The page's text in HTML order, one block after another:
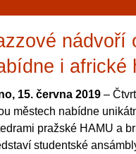
nádvoří
i africké
15. června 2019 –
městech nabídne
pražské HAMU a
studentské